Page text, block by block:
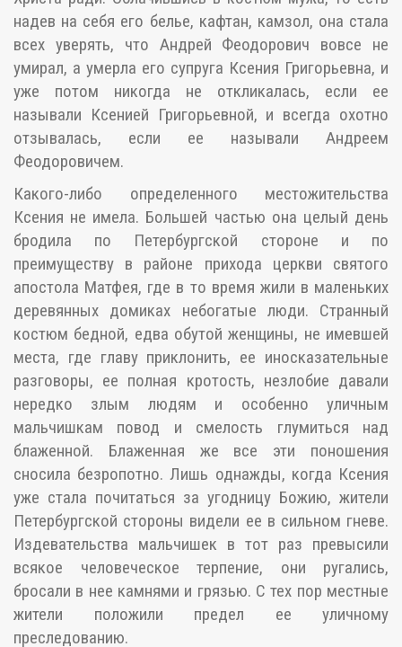
надев на себя его белье, кафтан, камзол, она стала
всех уверять, что Андрей Феодорович вовсе не
умирал, а умерла его супруга Ксения Григорьевна, и
уже потом никогда не откликалась, если ее
называли Ксенией Григорьевной, и всегда охотно
отзывалась, если ее называли Андреем
Феодоровичем.
Какого-либо определенного местожительства
Ксения не имела. Большей частью она целый день
бродила по Петербургской стороне и по
преимуществу в районе прихода церкви святого
апостола Матфея, где в то время жили в маленьких
деревянных домиках небогатые люди. Странный
костюм бедной, едва обутой женщины, не имевшей
места, где главу приклонить, ее иносказательные
разговоры, ее полная кротость, незлобие давали
нередко злым людям и особенно уличным
мальчишкам повод и смелость глумиться над
блаженной. Блаженная же все эти поношения
сносила безропотно. Лишь однажды, когда Ксения
уже стала почитаться за угодницу Божию, жители
Петербургской стороны видели ее в сильном гневе.
Издевательства мальчишек в тот раз превысили
всякое человеческое терпение, они ругались,
бросали в нее камнями и грязью. С тех пор местные
жители положили предел ее уличному
преследованию.